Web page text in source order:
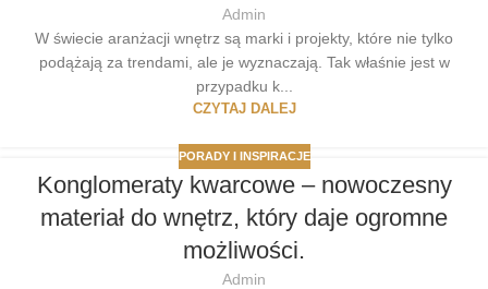
Admin
W świecie aranżacji wnętrz są marki i projekty, które nie tylko
podążają za trendami, ale je wyznaczają. Tak właśnie jest w
przypadku k...
CZYTAJ DALEJ
PORADY I INSPIRACJE
Konglomeraty kwarcowe – nowoczesny
materiał do wnętrz, który daje ogromne
możliwości.
Admin